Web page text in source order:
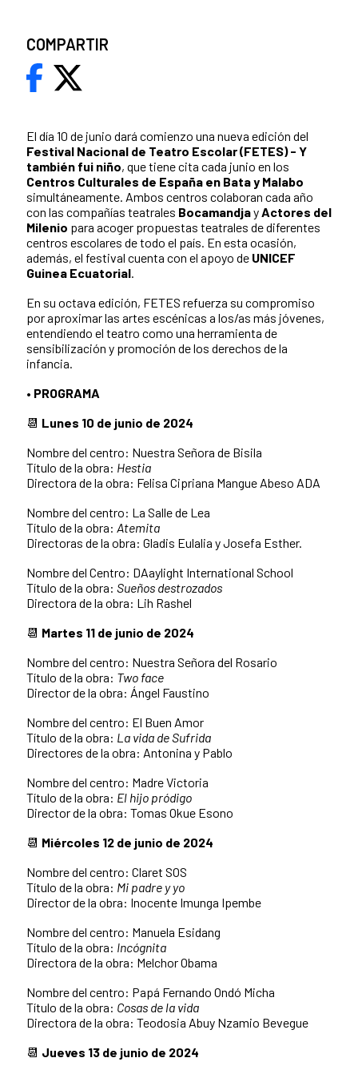
El día 10 de junio dará comienzo una nueva edición del
Festival Nacional de Teatro Escolar (FETES) - Y
también fui niño, que tiene cita cada junio en los
Centros Culturales de España en Bata y Malabo
simultáneamente. Ambos centros colaboran cada año
con las compañías teatrales BocamandjayActores del
Milenio para acoger propuestas teatrales de diferentes
centros escolares de todo el país. En esta ocasión,
además, el festival cuenta con el apoyo de UNICEF
Guinea Ecuatorial.
En su octava edición, FETES refuerza su compromiso
por aproximar las artes escénicas a los/as más jóvenes,
entendiendo el teatro como una herramienta de
sensibilización y promoción de los derechos de la
infancia.
• PROGRAMA
📆 Lunes 10 de junio de 2024
Nombre del centro: Nuestra Señora de Bisila
Título de la obra: Hestia
Directora de la obra: Felisa Cipriana Mangue Abeso ADA
Nombre del centro: La Salle de Lea
Título de la obra: Atemita
Directoras de la obra: Gladis Eulalia y Josefa Esther.
Nombre del Centro: DAaylight International School
Título de la obra: Sueños destrozados
Directora de la obra: Lih Rashel
📆 Martes 11 de junio de 2024
Nombre del centro: Nuestra Señora del Rosario
Título de la obra: Two face
Director de la obra: Ángel Faustino
Nombre del centro: El Buen Amor
Título de la obra: La vida de Sufrida
Directores de la obra: Antonina y Pablo
Nombre del centro: Madre Victoria
Título de la obra: El hijo pródigo
Director de la obra: Tomas Okue Esono
📆 Miércoles 12 de junio de 2024
Nombre del centro: Claret SOS
Título de la obra: Mi padre y yo
Director de la obra: Inocente Imunga Ipembe
Nombre del centro: Manuela Esidang
Título de la obra: Incógnita
Directora de la obra: Melchor Obama
Nombre del centro: Papá Fernando Ondó Micha
Título de la obra: Cosas de la vida
Directora de la obra: Teodosia Abuy Nzamio Bevegue
📆 Jueves 13 de junio de 2024
COMPARTIR